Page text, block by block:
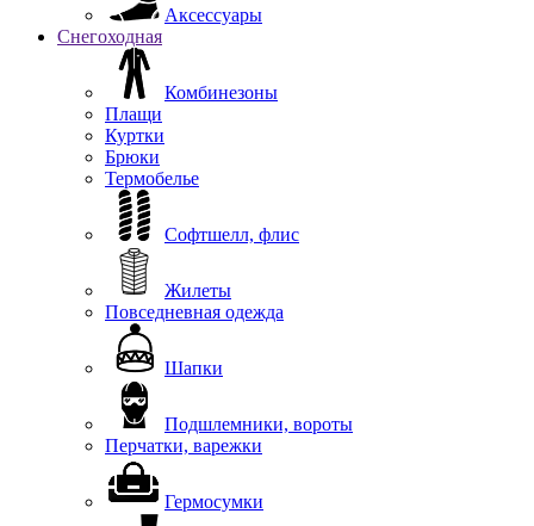
Аксессуары
Снегоходная
Комбинезоны
Плащи
Куртки
Брюки
Термобелье
Софтшелл, флис
Жилеты
Повседневная одежда
Шапки
Подшлемники, вороты
Перчатки, варежки
Гермосумки